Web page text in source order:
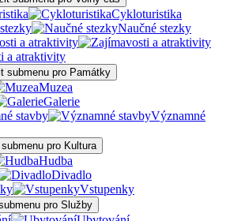
Cykloturistika
Naučné stezky
a atraktivity
submenu pro Památky
Muzea
Galerie
Významné
pro Kultura
Hudba
Divadlo
Vstupenky
pro Služby